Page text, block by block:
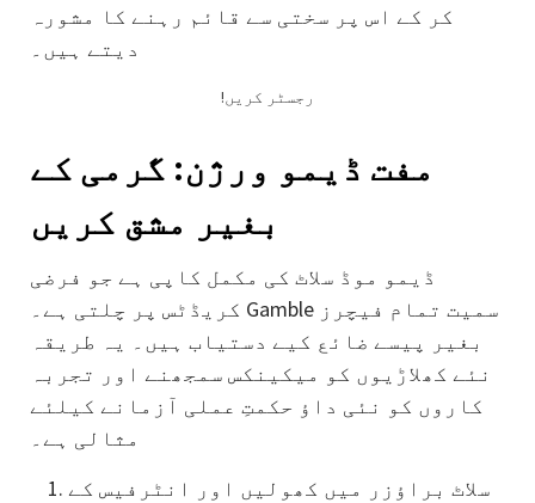
کر کے اس پر سختی سے قائم رہنے کا مشورہ
دیتے ہیں۔
!رجسٹر کریں
مفت ڈیمو ورژن: گرمی کے
بغیر مشق کریں
ڈیمو موڈ سلاٹ کی مکمل کاپی ہے جو فرضی
کریڈٹس پر چلتی ہے۔ Gamble سمیت تمام فیچرز
بغیر پیسے ضائع کیے دستیاب ہیں۔ یہ طریقہ
نئے کھلاڑیوں کو میکینکس سمجھنے اور تجربہ
کاروں کو نئی داؤ حکمتِ عملی آزمانے کیلئے
مثالی ہے۔
سلاٹ براؤزر میں کھولیں اور انٹرفیس کے